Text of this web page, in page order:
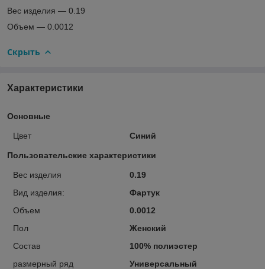
Вес изделия — 0.19
Объем — 0.0012
Скрыть
Характеристики
Основные
Цвет Синий
Пользовательские характеристики
Вес изделия
0.19
Вид изделия:
Фартук
Объем
0.0012
Пол
Женский
Состав
100% полиэстер
размерный ряд
Универсальный